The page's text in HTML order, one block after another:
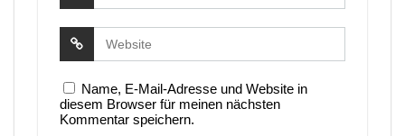
Name, E-Mail-Adresse und Website in
diesem Browser für meinen nächsten
Kommentar speichern.